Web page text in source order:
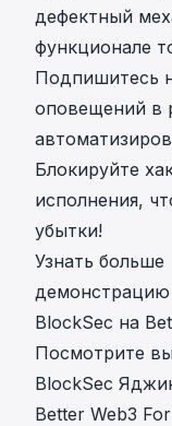
дефектный
функционале
Подпишитесь
оповещений в
Блокируйте
исполнения,
убытки!
Узнать больше
демонстрацию
BlockSec на
Посмотрите
BlockSec
Better Web3